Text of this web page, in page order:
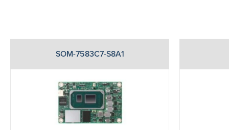
SOM-7583C7-S8A1